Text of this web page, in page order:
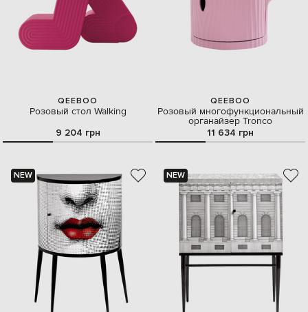
QEEBOO
Розовый стол Walking
9 204 грн
QEEBOO
Розовый многофункциональный
органайзер Tronco
11 634 грн
NEW NEW